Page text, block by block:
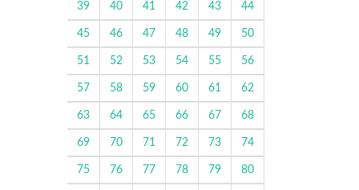
39 40 41 42 43 44
45 46 47 48 49 50
51 52 53 54 55 56
57 58 59 60 61 62
63 64 65 66 67 68
69 70 71 72 73 74
75 76 77 78 79 80